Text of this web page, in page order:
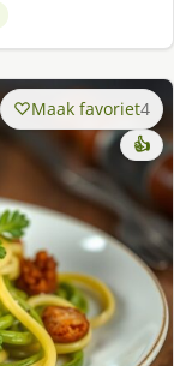
Maak favoriet4
👍